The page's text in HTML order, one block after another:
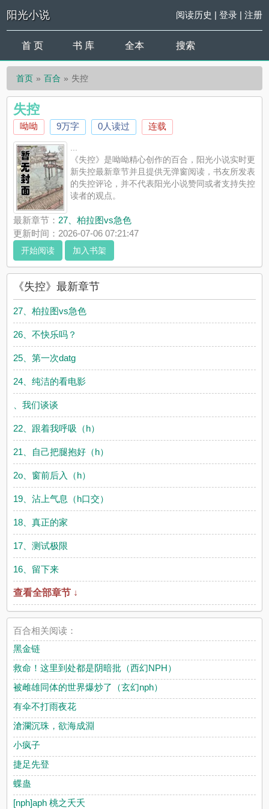
阳光小说 阅读历史 | 登录| 注册
首 页 书 库 全本 搜索
首页 百合 失控
失控
呦呦 9万字 0人读过 连载
《失控》是呦呦精心创作的百合，阳光小说实时更
新失控最新章节并且提供无弹窗阅读，书友所发表
的失控评论，并不代表阳光小说赞同或者支持失控
读者的观点。
最新章节： 27、柏拉图vs急色
更新时间：2026-07-06 07:21:47
开始阅读 加入书架
《失控》最新章节
27、柏拉图vs急色
26、不快乐吗？
25、第一次datg
24、纯洁的看电影
、我们谈谈
22、跟着我呼吸（h）
21、自己把腿抱好（h）
2o、窗前后入（h）
19、沾上气息（h口交）
18、真正的家
17、测试极限
16、留下来
查看全部章节 ↓
百合相关阅读：
黑金链
救命！这里到处都是阴暗批（西幻NPH）
被雌雄同体的世界爆炒了（玄幻nph）
有伞不打雨夜花
滄瀾沉珠，欲海成淵
小疯子
捷足先登
蝶蛊
[nph]aph 桃之夭夭